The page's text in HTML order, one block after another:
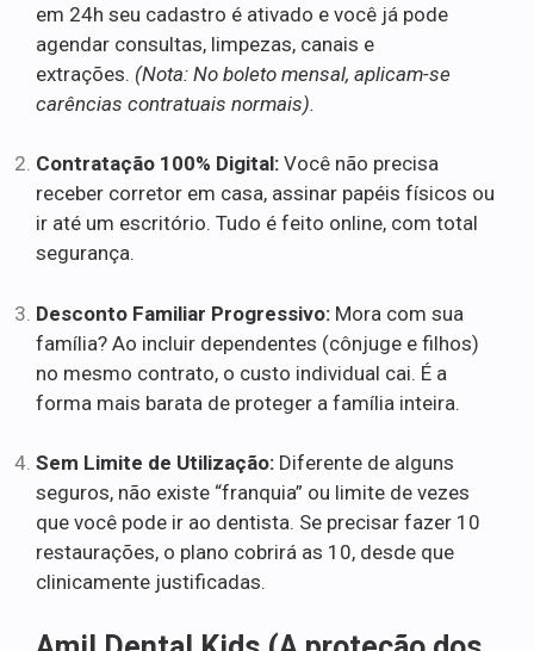
em 24h seu cadastro é ativado e você já pode
agendar consultas, limpezas, canais e
extrações. (Nota: No boleto mensal, aplicam-se
carências contratuais normais).
Contratação 100% Digital: Você não precisa
receber corretor em casa, assinar papéis físicos ou
ir até um escritório. Tudo é feito online, com total
segurança.
Desconto Familiar Progressivo: Mora com sua
família? Ao incluir dependentes (cônjuge e filhos)
no mesmo contrato, o custo individual cai. É a
forma mais barata de proteger a família inteira.
Sem Limite de Utilização: Diferente de alguns
seguros, não existe “franquia” ou limite de vezes
que você pode ir ao dentista. Se precisar fazer 10
restaurações, o plano cobrirá as 10, desde que
clinicamente justificadas.